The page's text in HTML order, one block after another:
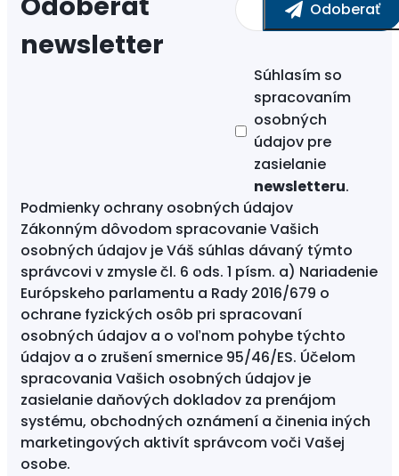
newsletter
Súhlasím so
spracovaním
osobných
údajov pre
zasielanie
newsletteru.
Podmienky ochrany osobných údajov
Zákonným dôvodom spracovanie Vašich
osobných údajov je Váš súhlas dávaný týmto
správcovi v zmysle čl. 6 ods. 1 písm. a) Nariadenie
Európskeho parlamentu a Rady 2016/679 o
ochrane fyzických osôb pri spracovaní
osobných údajov a o voľnom pohybe týchto
údajov a o zrušení smernice 95/46/ES. Účelom
spracovania Vašich osobných údajov je
zasielanie daňových dokladov za prenájom
systému, obchodných oznámení a činenia iných
marketingových aktivít správcom voči Vašej
osobe.